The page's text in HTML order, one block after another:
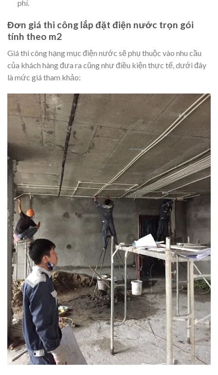
phí.
Đơn giá thi công lắp đặt điện nước trọn gói
tính theo m2
Giá thi công hạng mục điện nước sẽ phụ thuộc vào nhu cầu
của khách hàng đưa ra cũng như điều kiện thực tế, dưới đây
là mức giá tham khảo: